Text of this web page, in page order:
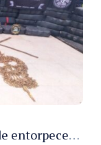
PMAM apreende 16,6 toneladas de entorpecentes e registra aumento nas prisões em flagrante e nas capturas de foragidos no primeiro semestre de 2026